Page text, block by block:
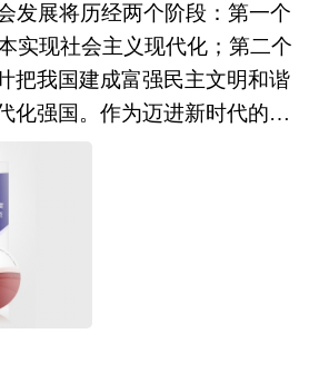
业当前最新发展动向、把握市
资和明确企业发展方向不可多
究咨询报告由中研普华咨询
量周密的市场调研基础上，主
、国家商务部、国家发改委、
国务院发展研究中心、国家海
息中心、中国经济景气监测中
、国内外相关报刊杂志的基础
研究单位等公布和提供的大量
的行业现状、市场各类经营指
状况、区域市场发展情况等内
发展将历经两个阶段：第一个
实现社会主义现代化；第二个
把我国建成富强民主文明和谐
化强国。作为迈进新时代的第
五”规划将开启未来30年经济
“十四五”规划是迈进新时代的
未来30年中国经济发展的新起
全会上，不同于以往五年规划
议，“十四五”规划的建议与
议一并被提出，足见“十四
年规划的延续，还将进一步